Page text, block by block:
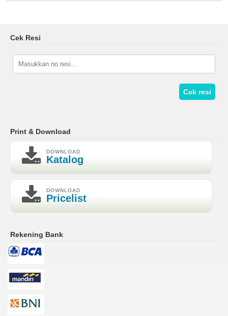
Cek Resi
Cek resi
Print & Download
DOWNLOAD
Katalog
DOWNLOAD
Pricelist
Rekening Bank